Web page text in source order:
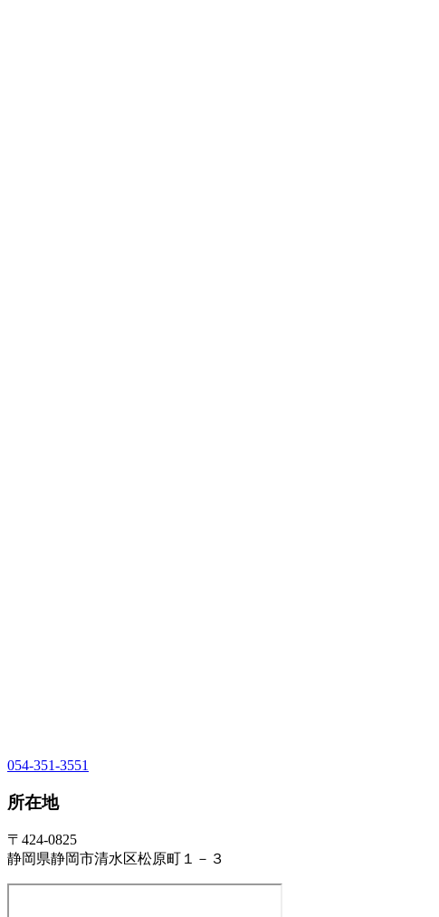
054-351-3551
所在地
〒424-0825
静岡県静岡市清水区松原町１－３